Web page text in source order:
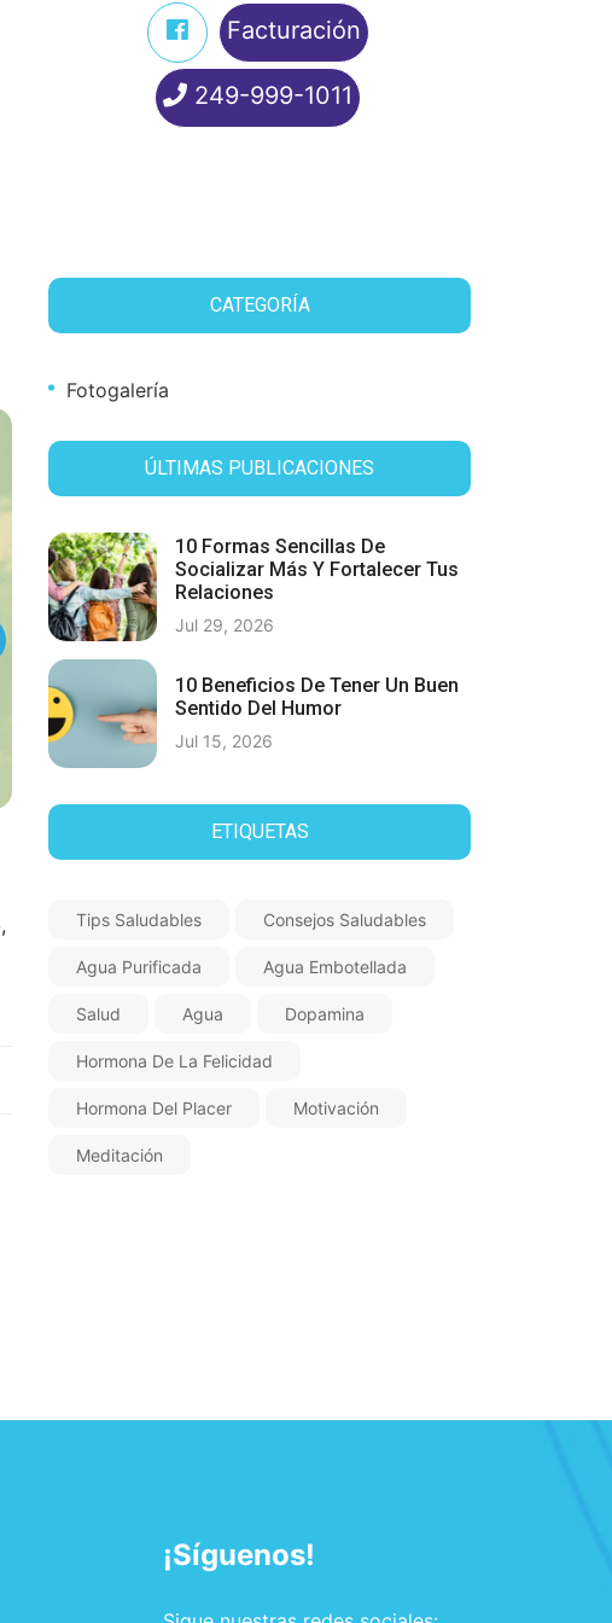
Facturación
249-999-1011
,
CATEGORÍA
Fotogalería
ÚLTIMAS PUBLICACIONES
10 Formas Sencillas De
Socializar Más Y Fortalecer Tus
Relaciones
Jul 29, 2026
10 Beneficios De Tener Un Buen
Sentido Del Humor
Jul 15, 2026
ETIQUETAS
Tips Saludables Consejos Saludables
Agua Purificada Agua Embotellada
Salud Agua Dopamina
Hormona De La Felicidad
Hormona Del Placer Motivación
Meditación
¡Síguenos!